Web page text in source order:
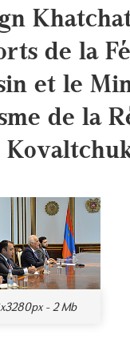
de la
et le
de la
- 2 Mb